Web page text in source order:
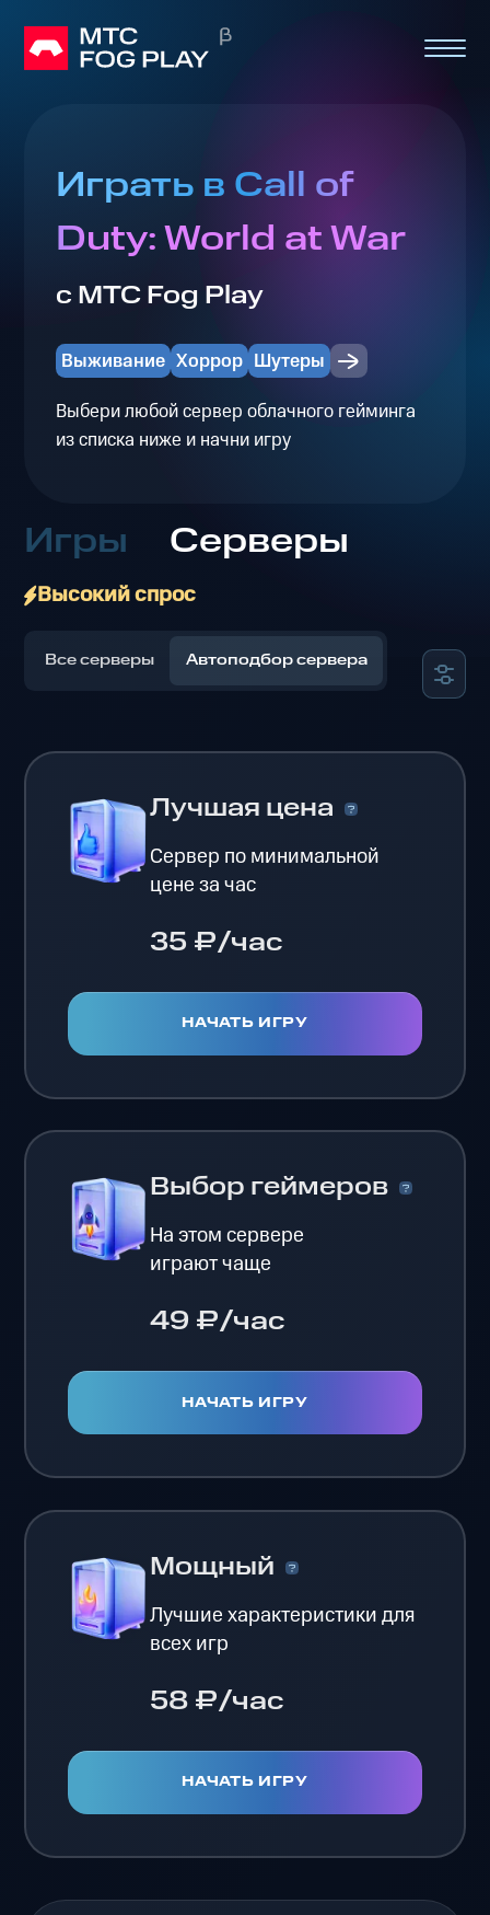
Играть в Call of
Duty: World at War
с МТС Fog Play
Выживание Хоррор Шутеры
Выбери любой сервер облачного гейминга
из списка ниже и начни игру
Игры Серверы
Высокий спрос
Все серверы Автоподбор сервера
Лучшая цена
Сервер по минимальной
цене за час
35 ₽/час
НАЧАТЬ ИГРУ
Выбор геймеров
На этом сервере
играют чаще
49 ₽/час
НАЧАТЬ ИГРУ
Мощный
Лучшие характеристики для
всех игр
58 ₽/час
НАЧАТЬ ИГРУ